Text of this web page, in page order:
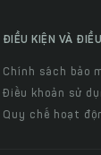
ĐIỀU KIỆN VÀ
Chính sách bảo
Điều khoản sử
Quy chế hoạt